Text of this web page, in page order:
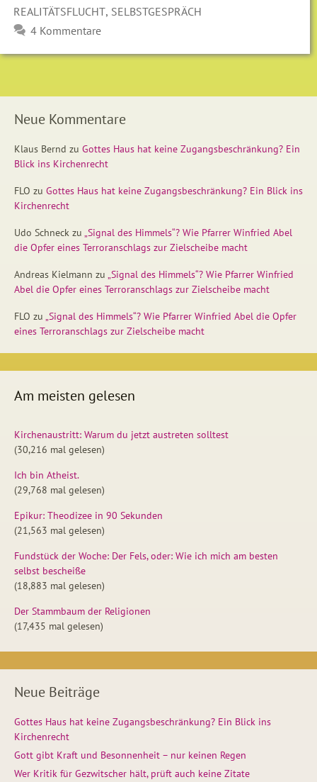
REALITÄTSFLUCHT, SELBSTGESPRÄCH
4 Kommentare
Neue Kommentare
Klaus Bernd zu Gottes Haus hat keine Zugangsbeschränkung? Ein
Blick ins Kirchenrecht
FLO zu Gottes Haus hat keine Zugangsbeschränkung? Ein Blick ins
Kirchenrecht
Udo Schneck zu „Signal des Himmels“? Wie Pfarrer Winfried Abel
die Opfer eines Terroranschlags zur Zielscheibe macht
Andreas Kielmann zu „Signal des Himmels“? Wie Pfarrer Winfried
Abel die Opfer eines Terroranschlags zur Zielscheibe macht
FLO zu „Signal des Himmels“? Wie Pfarrer Winfried Abel die Opfer
eines Terroranschlags zur Zielscheibe macht
Am meisten gelesen
Kirchenaustritt: Warum du jetzt austreten solltest
(30,216 mal gelesen)
Ich bin Atheist.
(29,768 mal gelesen)
Epikur: Theodizee in 90 Sekunden
(21,563 mal gelesen)
Fundstück der Woche: Der Fels, oder: Wie ich mich am besten
selbst bescheiße
(18,883 mal gelesen)
Der Stammbaum der Religionen
(17,435 mal gelesen)
Neue Beiträge
Gottes Haus hat keine Zugangsbeschränkung? Ein Blick ins
Kirchenrecht
Gott gibt Kraft und Besonnenheit – nur keinen Regen
Wer Kritik für Gezwitscher hält, prüft auch keine Zitate